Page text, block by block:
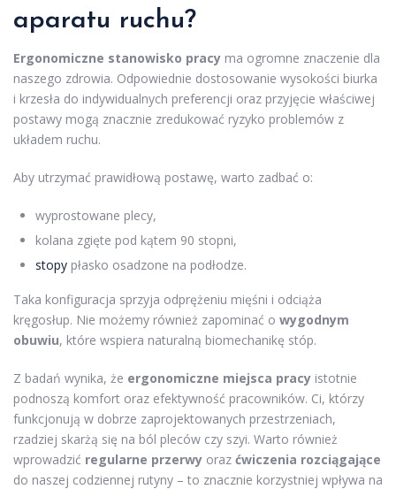
aparatu ruchu?
Ergonomiczne stanowisko pracy ma ogromne znaczenie dla
naszego zdrowia. Odpowiednie dostosowanie wysokości biurka
i krzesła do indywidualnych preferencji oraz przyjęcie właściwej
postawy mogą znacznie zredukować ryzyko problemów z
układem ruchu.
Aby utrzymać prawidłową postawę, warto zadbać o:
wyprostowane plecy,
kolana zgięte pod kątem 90 stopni,
stopy płasko osadzone na podłodze.
Taka konfiguracja sprzyja odprężeniu mięśni i odciąża
kręgosłup. Nie możemy również zapominać o wygodnym
obuwiu, które wspiera naturalną biomechanikę stóp.
Z badań wynika, że ergonomiczne miejsca pracy istotnie
podnoszą komfort oraz efektywność pracowników. Ci, którzy
funkcjonują w dobrze zaprojektowanych przestrzeniach,
rzadziej skarżą się na ból pleców czy szyi. Warto również
wprowadzić regularne przerwy oraz ćwiczenia rozciągające
do naszej codziennej rutyny – to znacznie korzystniej wpływa na